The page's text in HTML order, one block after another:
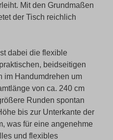
Mit den Grundmaßen
der Tisch reichlich
dabei die flexible
beidseitigen
im Handumdrehen um
von ca. 240 cm
Runden spontan
bis zur Unterkante der
was für eine angenehme
und flexibles